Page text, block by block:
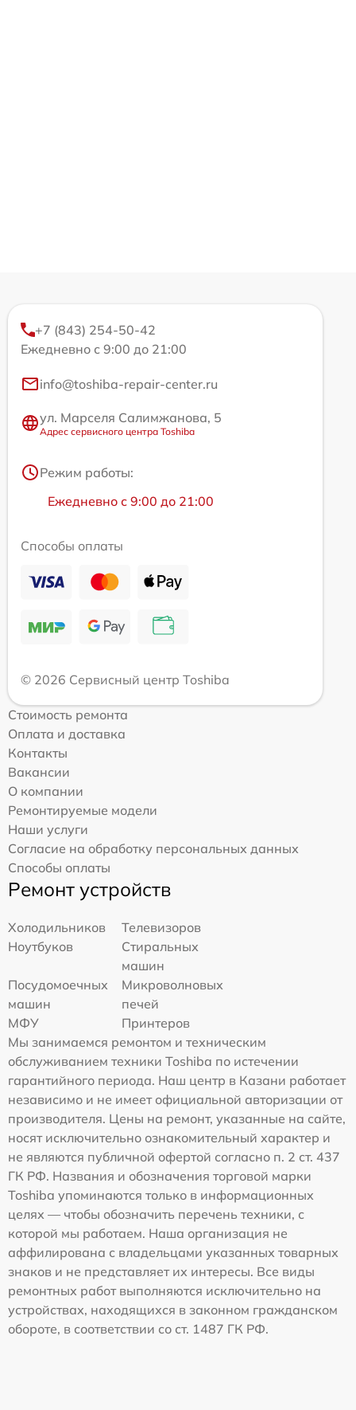
+7 (843) 254-50-42
Ежедневно с 9:00 до 21:00
info@toshiba-repair-center.ru
ул. Марселя Салимжанова, 5
Адрес сервисного центра Toshiba
Режим работы:
Ежедневно с 9:00 до 21:00
Способы оплаты
© 2026 Сервисный центр Toshiba
Стоимость ремонта
Оплата и доставка
Контакты
Вакансии
О компании
Ремонтируемые модели
Наши услуги
Согласие на обработку персональных данных
Способы оплаты
Ремонт устройств
Холодильников
Телевизоров
Ноутбуков
Стиральных
машин
Посудомоечных
машин
Микроволновых
печей
МФУ
Принтеров
Мы занимаемся ремонтом и техническим
обслуживанием техники Toshiba по истечении
гарантийного периода. Наш центр в Казани работает
независимо и не имеет официальной авторизации от
производителя. Цены на ремонт, указанные на сайте,
носят исключительно ознакомительный характер и
не являются публичной офертой согласно п. 2 ст. 437
ГК РФ. Названия и обозначения торговой марки
Toshiba упоминаются только в информационных
целях — чтобы обозначить перечень техники, с
которой мы работаем. Наша организация не
аффилирована с владельцами указанных товарных
знаков и не представляет их интересы. Все виды
ремонтных работ выполняются исключительно на
устройствах, находящихся в законном гражданском
обороте, в соответствии со ст. 1487 ГК РФ.